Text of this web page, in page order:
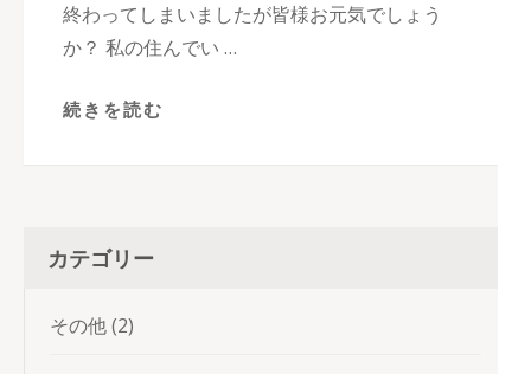
終わってしまいましたが皆様お元気でしょう
か？ 私の住んでい …
続きを読む
カテゴリー
その他(2)